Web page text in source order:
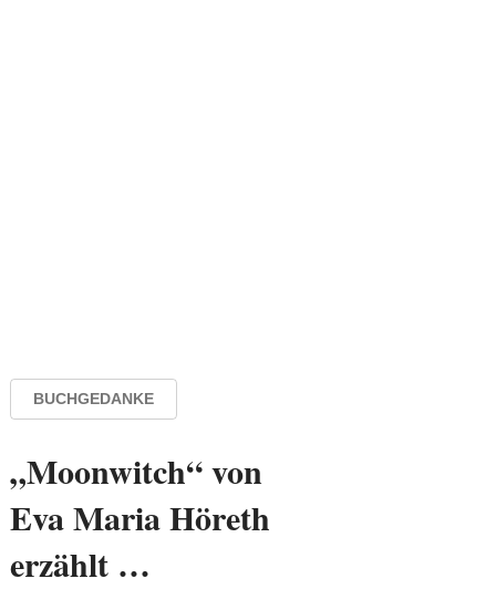
BUCHGEDANKE
„Moonwitch“ von
Eva Maria Höreth
erzählt …